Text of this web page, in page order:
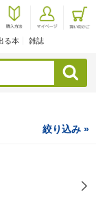
る本 雑誌
検索
絞り込み »